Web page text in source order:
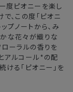
度ピオニーを楽し
、この度「ピオニ
プノートから、み
な花々が織りな
ローラルの香りを
アルコール*の配
ける「ピオニー」を